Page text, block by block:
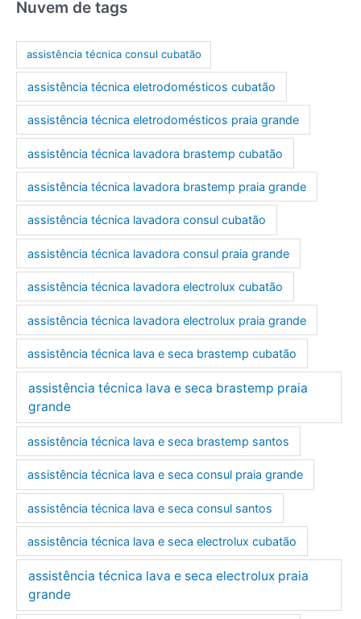
o
e
a
Nuvem de tags
assistência técnica consul cubatão
assistência técnica eletrodomésticos cubatão
assistência técnica eletrodomésticos praia grande
assistência técnica lavadora brastemp cubatão
assistência técnica lavadora brastemp praia grande
assistência técnica lavadora consul cubatão
assistência técnica lavadora consul praia grande
assistência técnica lavadora electrolux cubatão
assistência técnica lavadora electrolux praia grande
assistência técnica lava e seca brastemp cubatão
assistência técnica lava e seca brastemp praia
grande
assistência técnica lava e seca brastemp santos
assistência técnica lava e seca consul praia grande
assistência técnica lava e seca consul santos
assistência técnica lava e seca electrolux cubatão
assistência técnica lava e seca electrolux praia
grande